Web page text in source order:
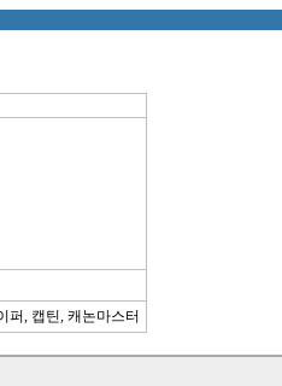
퍼, 캡틴, 캐논마스터